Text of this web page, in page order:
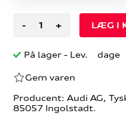
- +
På lager- Lev. dage
Gem varen
Producent: Audi AG,
85057 Ingolstadt.